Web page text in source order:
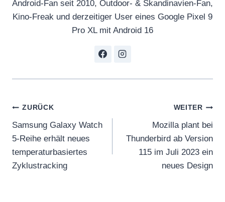
Android-Fan seit 2010, Outdoor- & Skandinavien-Fan,
Kino-Freak und derzeitiger User eines Google Pixel 9
Pro XL mit Android 16
Beitragsnavigation
ZURÜCK
Samsung Galaxy Watch
5-Reihe erhält neues
temperaturbasiertes
Zyklustracking
WEITER
Mozilla plant bei
Thunderbird ab Version
115 im Juli 2023 ein
neues Design